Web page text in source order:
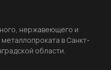
нержавеющего и
в Санкт-
области.